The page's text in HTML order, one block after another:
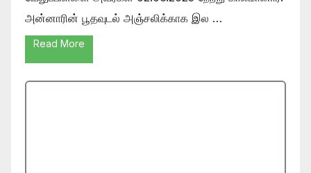
அன்னாரின் பூதவுடல் அஞ்சலிக்காக இல …
Read More